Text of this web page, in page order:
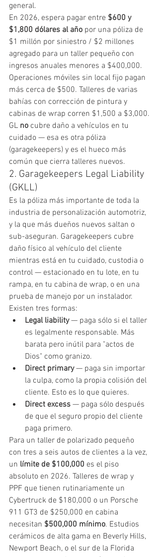
general.
En 2026, espera pagar entre $600 y
$1,800 dólares al año por una póliza de
$1 millón por siniestro / $2 millones
agregado para un taller pequeño con
ingresos anuales menores a $400,000.
Operaciones móviles sin local fijo pagan
más cerca de $500. Talleres de varias
bahías con corrección de pintura y
cabinas de wrap corren $1,500 a $3,000.
GL no cubre daño a vehículos en tu
cuidado — esa es otra póliza
(garagekeepers) y es el hueco más
común que cierra talleres nuevos.
2. Garagekeepers Legal Liability
(GKLL)
Es la póliza más importante de toda la
industria de personalización automotriz,
y la que más dueños nuevos saltan o
sub-aseguran. Garagekeepers cubre
daño físico al vehículo del cliente
mientras está en tu cuidado, custodia o
control — estacionado en tu lote, en tu
rampa, en tu cabina de wrap, o en una
prueba de manejo por un instalador.
Existen tres formas:
Legal liability — paga sólo si el taller
es legalmente responsable. Más
barata pero inútil para "actos de
Dios" como granizo.
Direct primary — paga sin importar
la culpa, como la propia colisión del
cliente. Esto es lo que quieres.
Direct excess — paga sólo después
de que el seguro propio del cliente
paga primero.
Para un taller de polarizado pequeño
con tres a seis autos de clientes a la vez,
un límite de $100,000 es el piso
absoluto en 2026. Talleres de wrap y
PPF que tienen rutinariamente un
Cybertruck de $180,000 o un Porsche
911 GT3 de $250,000 en cabina
necesitan $500,000 mínimo. Estudios
cerámicos de alta gama en Beverly Hills,
Newport Beach, o el sur de la Florida